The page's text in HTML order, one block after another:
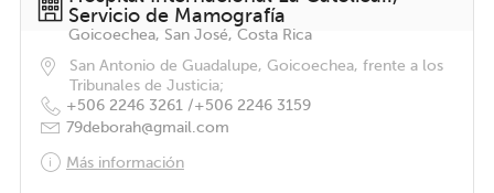
Servicio de Mamografía
Goicoechea, San José, Costa Rica
San Antonio de Guadalupe, Goicoechea, frente a los
Tribunales de Justicia;
+506 2246 3261 /+506 2246 3159
79deborah@gmail.com
Más información